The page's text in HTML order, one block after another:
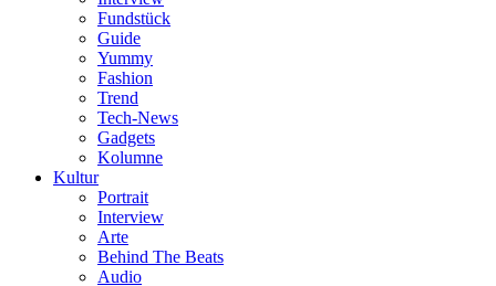
Fundstück
Guide
Yummy
Fashion
Trend
Tech-News
Gadgets
Kolumne
Kultur
Portrait
Interview
Arte
Behind The Beats
Audio